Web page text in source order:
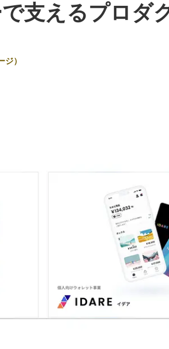
支えるプロダ
）